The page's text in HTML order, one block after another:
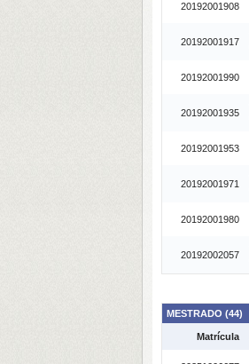
20192001908
20192001917
20192001990
20192001935
20192001953
20192001971
20192001980
20192002057
MESTRADO (44)
Matrícula